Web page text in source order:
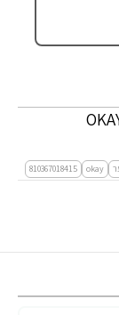
okay
810367018415